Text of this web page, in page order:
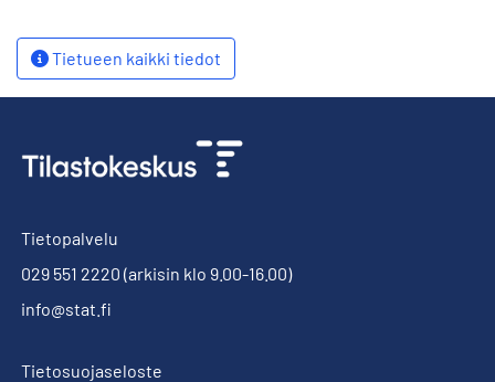
Tietueen kaikki tiedot
Tietopalvelu
029 551 2220 (arkisin klo 9.00-16.00)
info@stat.fi
Tietosuojaseloste